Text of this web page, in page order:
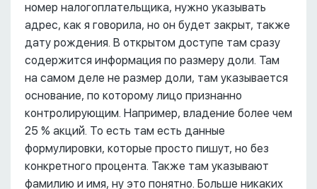
номер налогоплательщика, нужно указывать
адрес, как я говорила, но он будет закрыт, также
дату рождения. В открытом доступе там сразу
содержится информация по размеру доли. Там
на самом деле не размер доли, там указывается
основание, по которому лицо признанно
контролирующим. Например, владение более чем
25 % акций. То есть там есть данные
формулировки, которые просто пишут, но без
конкретного процента. Также там указывают
фамилию и имя, ну это понятно. Больше никаких